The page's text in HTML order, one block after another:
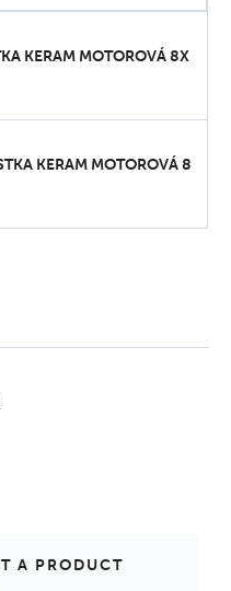
KERAM MOTOROVÁ 8X
KERAM MOTOROVÁ 8
A PRODUCT